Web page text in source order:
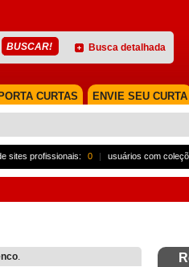
Busca detalhada
ENVIE SEU CURTA
CURTAS
sites profissionais: 0 | usuários com
.